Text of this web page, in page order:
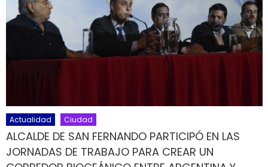
Actualidad Ciudad
ALCALDE DE SAN FERNANDO PARTICIPÓ EN LAS
JORNADAS DE TRABAJO PARA CREAR UN